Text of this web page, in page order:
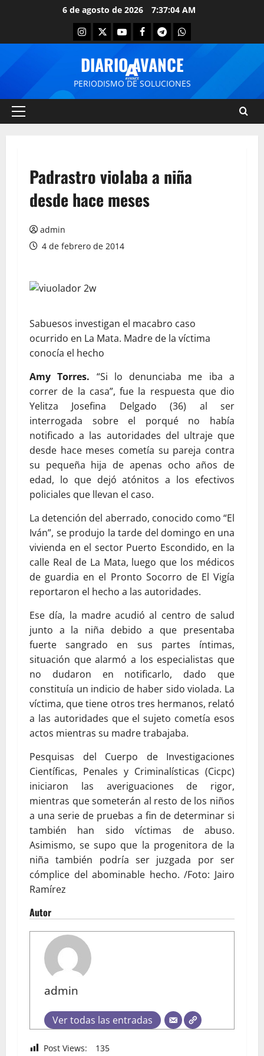
6 de agosto de 2026 7:37:04 AM
DIARIO AVANCE
PERIODISMO DE SOLUCIONES
Padrastro violaba a niña
desde hace meses
admin
4 de febrero de 2014
Sabuesos investigan el macabro caso
ocurrido en La Mata. Madre de la víctima
conocía el hecho
Amy Torres. “Si lo denunciaba me iba a
correr de la casa”, fue la respuesta que dio
Yelitza Josefina Delgado (36) al ser
interrogada sobre el porqué no había
notificado a las autoridades del ultraje que
desde hace meses cometía su pareja contra
su pequeña hija de apenas ocho años de
edad, lo que dejó atónitos a los efectivos
policiales que llevan el caso.
La detención del aberrado, conocido como “El
Iván”, se produjo la tarde del domingo en una
vivienda en el sector Puerto Escondido, en la
calle Real de La Mata, luego que los médicos
de guardia en el Pronto Socorro de El Vigía
reportaron el hecho a las autoridades.
Ese día, la madre acudió al centro de salud
junto a la niña debido a que presentaba
fuerte sangrado en sus partes íntimas,
situación que alarmó a los especialistas que
no dudaron en notificarlo, dado que
constituía un indicio de haber sido violada. La
víctima, que tiene otros tres hermanos, relató
a las autoridades que el sujeto cometía esos
actos mientras su madre trabajaba.
Pesquisas del Cuerpo de Investigaciones
Científicas, Penales y Criminalísticas (Cicpc)
iniciaron las averiguaciones de rigor,
mientras que someterán al resto de los niños
a una serie de pruebas a fin de determinar si
también han sido víctimas de abuso.
Asimismo, se supo que la progenitora de la
niña también podría ser juzgada por ser
cómplice del abominable hecho. /Foto: Jairo
Ramírez
Autor
admin
Ver todas las entradas
Post Views: 135